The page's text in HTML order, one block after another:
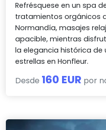
Refrésquese en un spa
tratamientos orgánicos
Normandía, masajes
apacible, mientras
la elegancia histórica de
estrellas en Honfleur.
Desde 160 EUR por